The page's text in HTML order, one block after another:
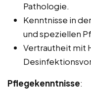
Pathologie.
Kenntnisse in
und speziellen
Vertrautheit mit
Pflegekenntnisse: